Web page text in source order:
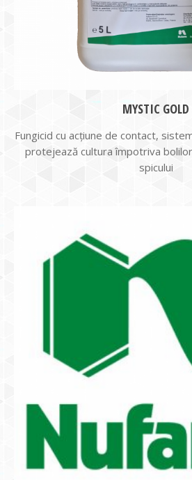
MYSTIC GOLD
Fungicid cu acţiune de contact,
protejează cultura împotriva
spicului